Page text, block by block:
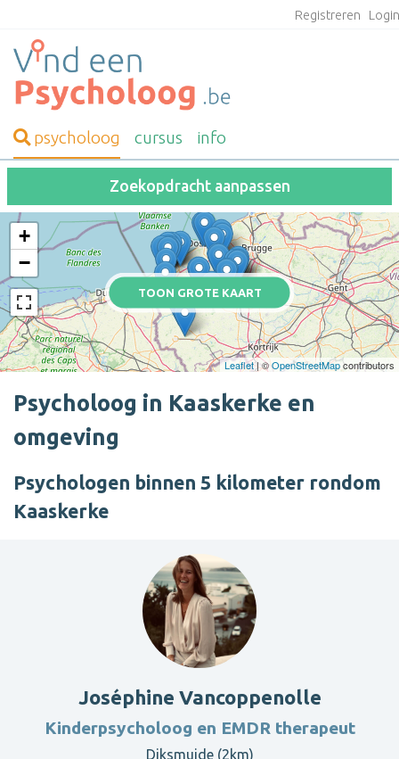
Registreren
psycholoog cursus info
Zoekopdracht aanpassen
TOON GROTE KAART
+
−
Leaflet| ©OpenStreetMapcontributors
Psycholoog in Kaaskerke en
omgeving
Psychologen binnen 5 kilometer rondom
Kaaskerke
Joséphine Vancoppenolle
Kinderpsycholoog en EMDR therapeut
Diksmuide (2km)